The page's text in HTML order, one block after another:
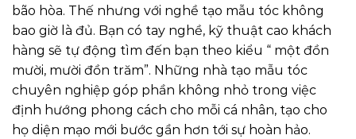
bão hòa. Thế nhưng với nghề tạo mẫu tóc không
bao giờ là đủ. Bạn có tay nghề, kỹ thuật cao khách
hàng sẽ tự động tìm đến bạn theo kiểu “ một đồn
mười, mười đồn trăm”. Những nhà tạo mẫu tóc
chuyên nghiệp góp phần không nhỏ trong việc
định hướng phong cách cho mỗi cá nhân, tạo cho
họ diện mạo mới bước gần hơn tới sự hoàn hảo.